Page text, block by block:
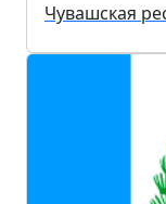
Чувашская